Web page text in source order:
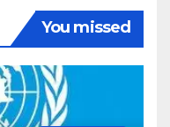
You missed